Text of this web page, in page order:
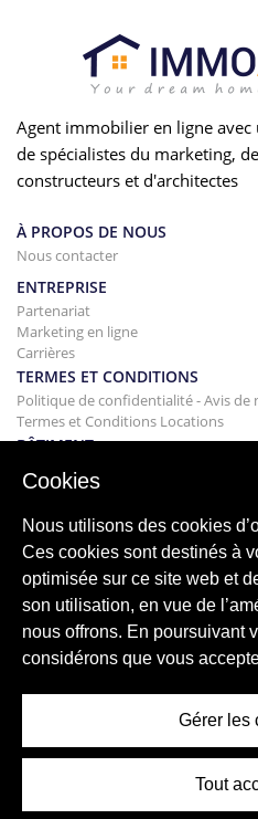
Agent immobilier en ligne
de spécialistes du marketing,
constructeurs et d'architectes
À PROPOS DE NOUS
Nous contacter
ENTREPRISE
Partenariat
Marketing en ligne
Carrières
TERMES ET CONDITIONS
Politique de confidentialité - Avis de
Termes et Conditions Locations
BÂTIMENT
Projets
Acheter votre maison
Vendre
Hypothèque
Service de recherche
Blog
Régions du monde entier
Cookies
Nous utilisons des cookies
Ces cookies sont destinés à
optimisée sur ce site web et
son utilisation, en vue de
nous offrons. En poursuivant
considérons que vous
Gérer les
Tout